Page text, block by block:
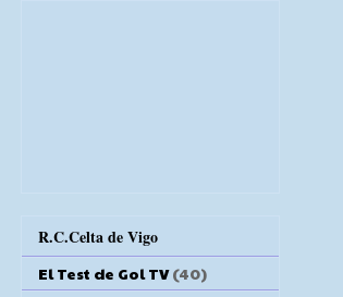
R.C.Celta de Vigo
El Test de Gol TV (40)